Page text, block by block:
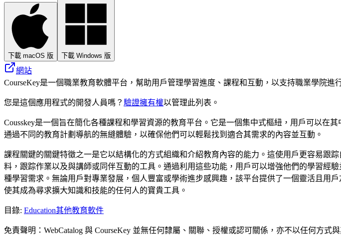
下載 macOS 版 下載 Windows 版
網站
CourseKey是一個職業教育軟體平台，幫助用戶管理學習進度、課程和互動，以支持職業學院進
您是這個應用程式的開發人員嗎？ 驗證擁有權以管理此列表。
Cousskey是一個旨在簡化各種課程和學習資源的教育平台。它是一個集中式樞紐，用戶可以
通過不同的教育計劃導航的無縫體驗，以確保他們可以輕鬆找到適合其需求的內容並互動。
課程關鍵的關鍵特徵之一是它以結構化的方式組織和介紹教育內容的能力。這使用戶更容易跟
料，跟踪作業以及與講師或同伴互動的工具。通過利用這些功能，用戶可以增強他們的學習經
種學習需求。無論用戶對專業發展，個人豐富或學術進步感興趣，該平台提供了一個靈活且用
使其成為尋求擴大知識和技能的任何人的寶貴工具。
目錄: Education其他教育軟件
免責聲明：WebCatalog 與 CourseKey 並無任何隸屬、關聯、授權或認可關係，亦不以任何方